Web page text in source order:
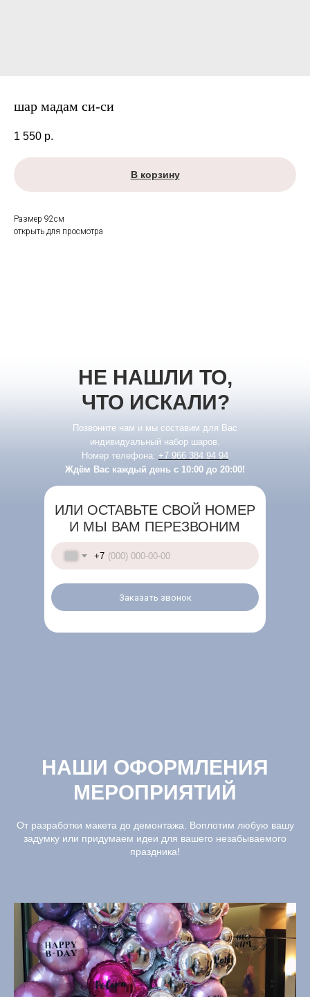
шар мадам си-си
1 550 р.
В корзину
Размер 92см
открыть для просмотра
НЕ НАШЛИ ТО,
ЧТО ИСКАЛИ?
Позвоните нам и мы составим для Вас
индивидуальный набор шаров.
Номер телефона: +7 966 384 94 94
Ждём Вас каждый день с 10:00 до 20:00!
ИЛИ ОСТАВЬТЕ СВОЙ НОМЕР
И МЫ ВАМ ПЕРЕЗВОНИМ
+7
Заказать звонок
НАШИ ОФОРМЛЕНИЯ
МЕРОПРИЯТИЙ
От разработки макета до демонтажа. Воплотим любую вашу
задумку или придумаем идеи для вашего незабываемого
праздника!